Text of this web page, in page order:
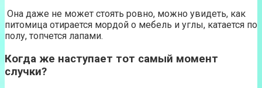
Она даже не может стоять ровно, можно увидеть, как
питомица отирается мордой о мебель и углы, катается по
полу, топчется лапами.
Когда же наступает тот самый момент
случки?